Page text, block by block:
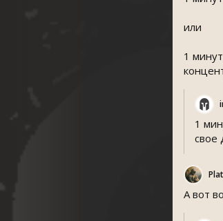
или
1
1
свое
А вот